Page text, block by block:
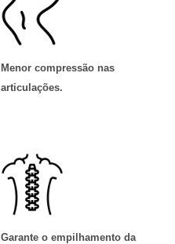
Menor compressão nas
articulações.
Garante o empilhamento da